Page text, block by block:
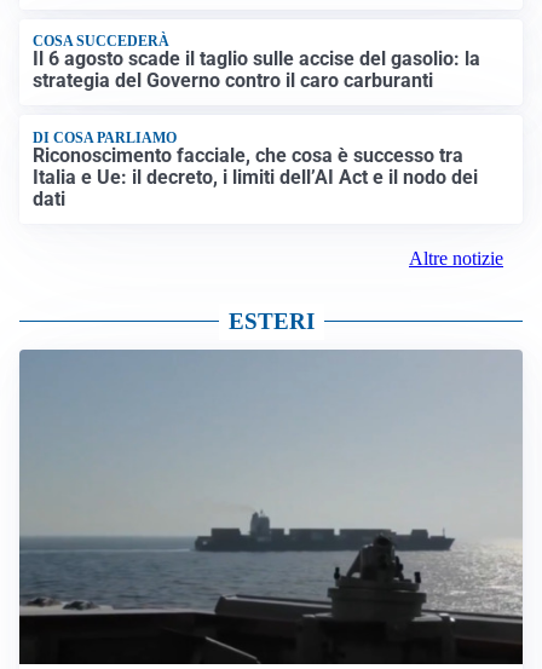
COSA SUCCEDERÀ
Il 6 agosto scade il taglio sulle accise del gasolio: la
strategia del Governo contro il caro carburanti
DI COSA PARLIAMO
Riconoscimento facciale, che cosa è successo tra
Italia e Ue: il decreto, i limiti dell’AI Act e il nodo dei
dati
Altre notizie
ESTERI